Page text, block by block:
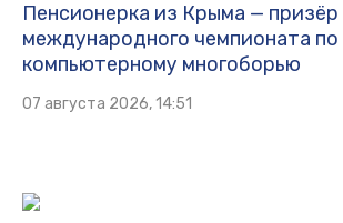
Пенсионерка из Крыма — призёр
международного чемпионата по
компьютерному многоборью
07 августа 2026, 14:51